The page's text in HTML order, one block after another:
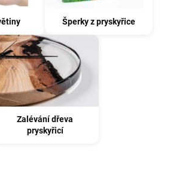
Šperky z pryskyřice
Zalévání dřeva
pryskyřicí